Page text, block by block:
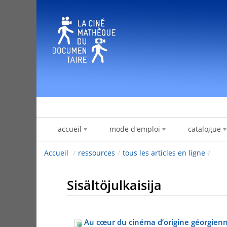
accueil mode d'emploi catalogue
Accueil / ressources / tous les articles en ligne /
Sisältöjulkaisija
Au cœur du cinéma d’origine